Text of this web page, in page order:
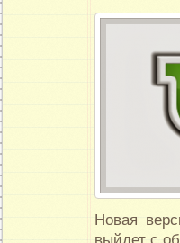
Новая
выйдет с